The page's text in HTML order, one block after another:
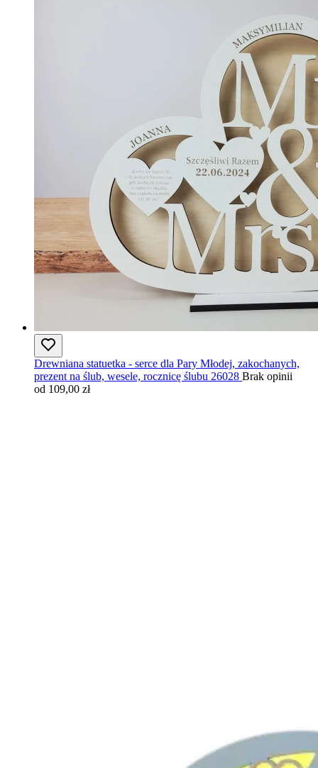
Drewniana statuetka - serce dla Pary Młodej, zakochanych,
prezent na ślub, wesele, rocznicę ślubu 26028 Brak opinii
od 109,00 zł